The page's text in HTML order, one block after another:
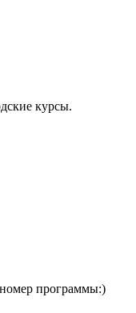
курсы.
программы:)